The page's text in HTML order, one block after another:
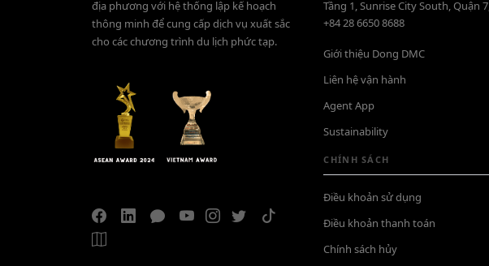
địa phương với hệ thống lập kế hoạch
thông minh để cung cấp dịch vụ xuất sắc
cho các chương trình du lịch phức tạp.
Tầng 1, Sunrise City South, Quận
+84 28 6650 8688
Giới thiệu Dong DMC
Liên hệ vận hành
Agent App
Sustainability
CHÍNH SÁCH
Điều khoản sử dụng
Điều khoản thanh toán
Chính sách hủy